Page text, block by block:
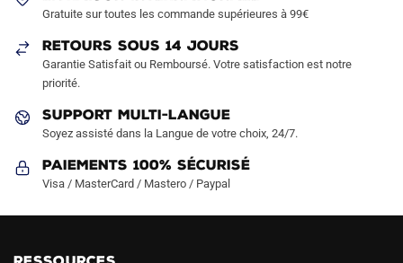
choisies
la
page
produit
page
Gratuite sur toutes les commande supérieures à 99€
RETOURS SOUS 14 JOURS
Garantie Satisfait ou Remboursé. Votre satisfaction est notre
priorité.
SUPPORT MULTI-LANGUE
Soyez assisté dans la Langue de votre choix, 24/7.
Paiements 100% Sécurisé
Visa / MasterCard / Mastero / Paypal